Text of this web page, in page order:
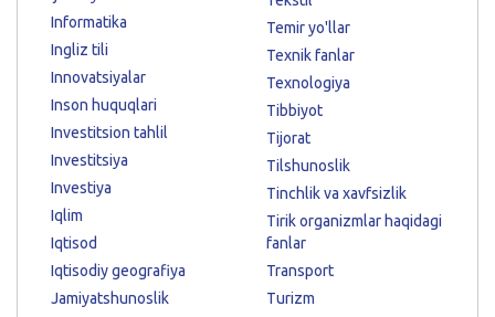
Informatika
Ingliz tili
Innovatsiyalar
Inson huquqlari
Investitsion tahlil
Investitsiya
Investiya
Iqlim
Iqtisod
Iqtisodiy geografiya
Jamiyatshunoslik
Temir yo'llar
Texnik fanlar
Texnologiya
Tibbiyot
Tijorat
Tilshunoslik
Tinchlik va xavfsizlik
Tirik organizmlar haqidagi
fanlar
Transport
Turizm